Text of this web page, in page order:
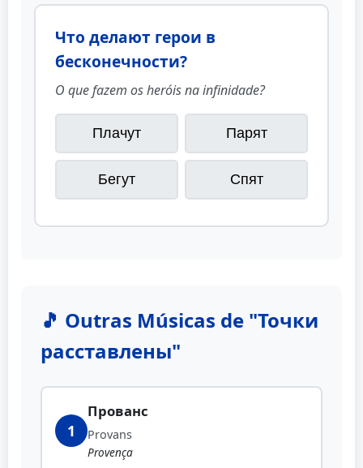
Что делают герои в
бесконечности?
O que fazem os heróis na infinidade?
Плачут Парят
Бегут Спят
🎵 Outras Músicas de "Точки
расставлены"
1
Прованс
Provans
Provença